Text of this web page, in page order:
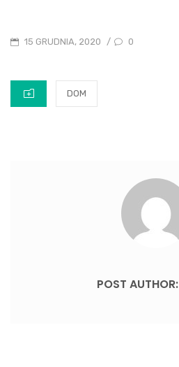
POSTED
15 GRUDNIA, 2020 / 0
CATEGORIES
DOM
POST AUTHOR: